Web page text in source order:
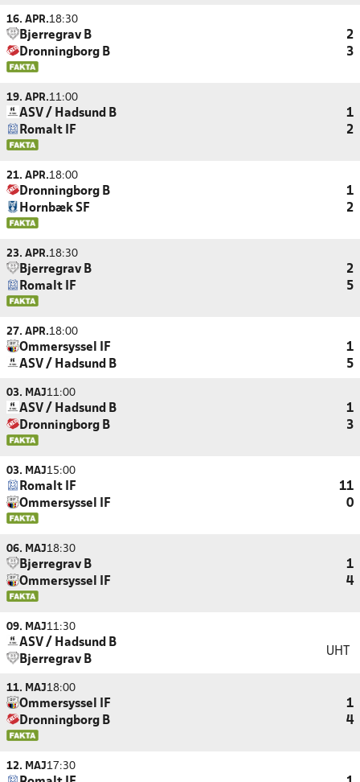
16. APR.18:30
Bjerregrav B
2
Dronningborg B
3
19. APR.11:00
ASV / Hadsund B
1
Romalt IF
2
21. APR.18:00
Dronningborg B
1
Hornbæk SF
2
23. APR.18:30
Bjerregrav B
2
Romalt IF
5
27. APR.18:00
Ommersyssel IF
1
ASV / Hadsund B
5
03. MAJ11:00
ASV / Hadsund B
1
Dronningborg B
3
03. MAJ15:00
Romalt IF
11
Ommersyssel IF
0
06. MAJ18:30
Bjerregrav B
1
Ommersyssel IF
4
09. MAJ11:30
ASV / Hadsund B
Bjerregrav B
UHT
11. MAJ18:00
Ommersyssel IF
1
Dronningborg B
4
12. MAJ17:30